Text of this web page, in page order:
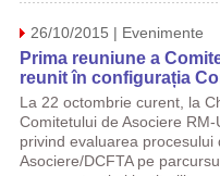
26/10/2015 | Evenimente
Prima reuniune a
reunit în configurația
La 22 octombrie curent, la
Comitetului de Asociere
privind evaluarea
Asociere/DCFTA pe